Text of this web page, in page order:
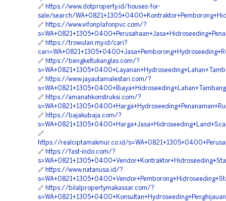
🔗 https://www.dotproperty.id/houses-for-
sale/search/
🔗 https://www.vifonplafonpvc.com/?
🔗 https://trowulan.my.id/cari?
🔗 https://bengkeltukanglas.com/?
🔗 https://www.jayautamalestari.com/?
🔗 https://amanahkonstruksi.com/?
🔗 https://bajakubaja.com/?
🔗
https://realciptamakmur.co.id/
🔗 https://fast-indo.com/?
🔗 https://www.natanusa.id/?
🔗 https://bilalpropertymakassar.com/?